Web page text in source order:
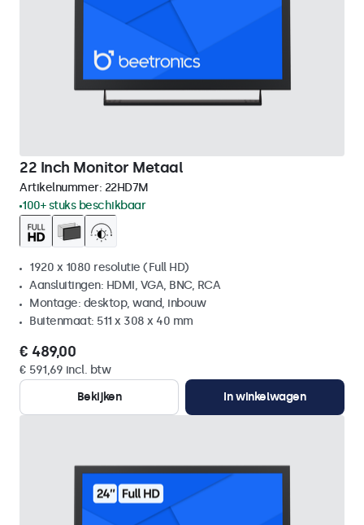
22 Inch Monitor Metaal
Artikelnummer: 22HD7M
100+ stuks beschikbaar
1920 x 1080 resolutie (Full HD)
Aansluitingen: HDMI, VGA, BNC, RCA
Montage: desktop, wand, inbouw
Buitenmaat: 511 x 308 x 40 mm
€ 489,00
€ 591,69 incl. btw
Bekijken
In winkelwagen